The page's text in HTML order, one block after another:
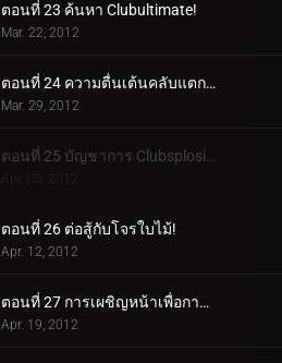
ตอนที่ 23 ค้นหา Clubultimate!
Mar. 22, 2012
ตอนที่ 24 ความตื่นเต้นคลับแตกกระจาย!
Mar. 29, 2012
Apr. 05, 2012
ตอนที่ 26 ต่อสู้กับโจรใบไม้!
Apr. 12, 2012
ตอนที่ 27 การเผชิญหน้าเพื่อการฟื้นฟู! (1)
Apr. 19, 2012